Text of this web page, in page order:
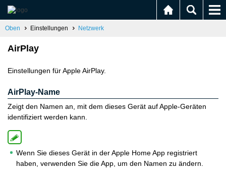
Oben Einstellungen Netzwerk
AirPlay
Einstellungen für Apple AirPlay.
AirPlay-Name
Zeigt den Namen an, mit dem dieses Gerät auf Apple-Geräten
identifiziert werden kann.
Wenn Sie dieses Gerät in der Apple Home App registriert
haben, verwenden Sie die App, um den Namen zu ändern.